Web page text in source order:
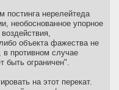
постинга нерелейтеда
необоснованное упорное
объекта фажества не
в противном случае
быть ограничен".
на этот перекат.